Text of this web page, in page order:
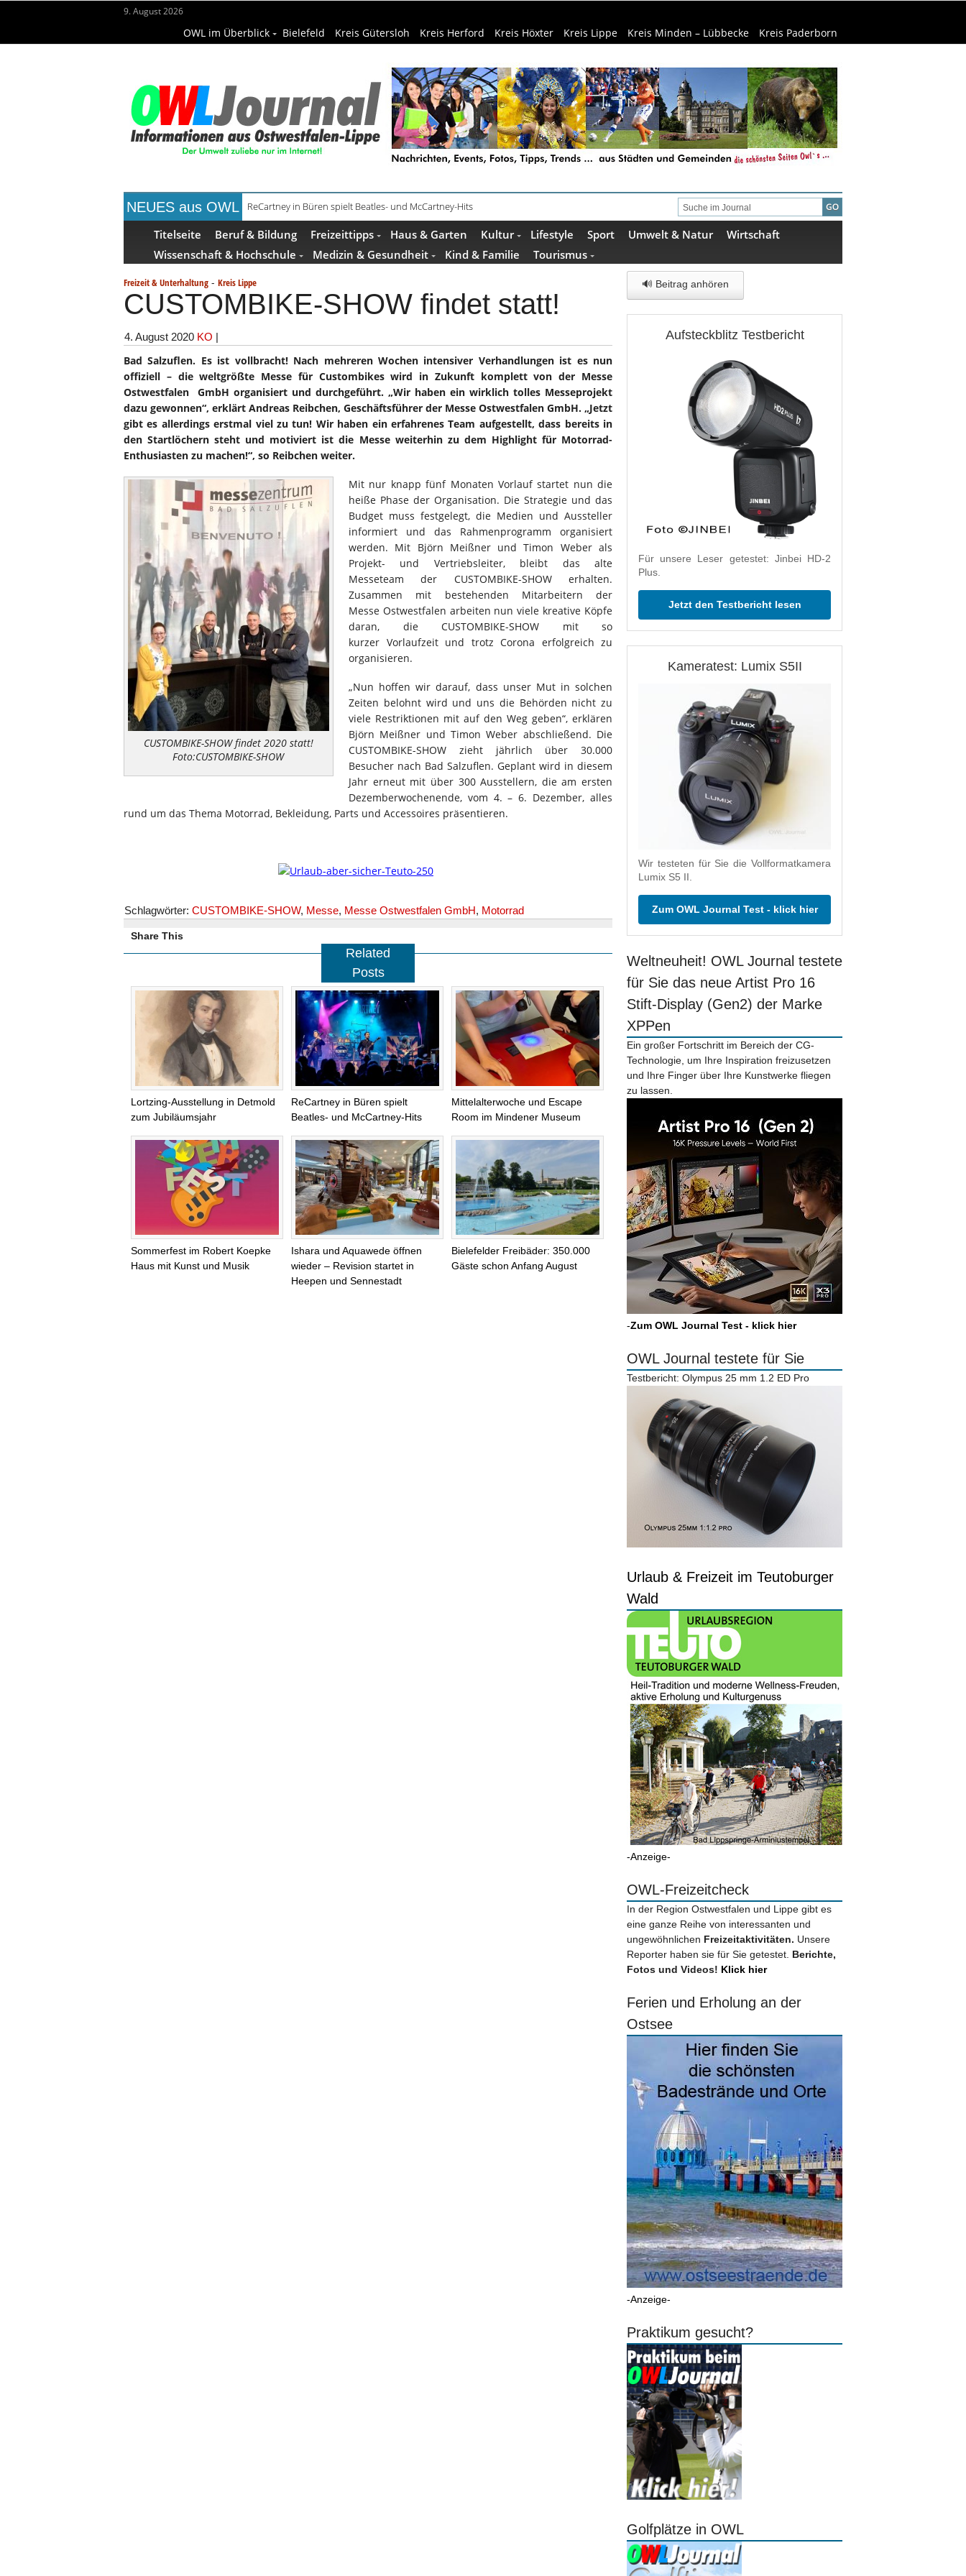
9. August 2026
OWL im Überblick Bielefeld Kreis Gütersloh Kreis Herford Kreis Höxter Kreis Lippe Kreis Minden – Lübbecke Kreis Paderborn
NEUES aus OWL ReCartney in Büren spielt Beatles- und McCartney-Hits
Mittelalterwoche und Escape Room im Mindener Museum
Titelseite Beruf & Bildung Freizeittipps Haus & Garten Kultur Lifestyle Sport Umwelt & Natur
Wirtschaft
Wissenschaft & Hochschule
Medizin & Gesundheit Kind & Familie Tourismus
Freizeit & Unterhaltung - Kreis Lippe
CUSTOMBIKE-SHOW findet statt!
4. August 2020 KO |
Bad Salzuflen. Es ist vollbracht! Nach mehreren Wochen intensiver Verhandlungen ist es nun
offiziell – die weltgrößte Messe für Custombikes wird in Zukunft komplett von der Messe
Ostwestfalen GmbH organisiert und durchgeführt. „Wir haben ein wirklich tolles Messeprojekt
dazu gewonnen“, erklärt Andreas Reibchen, Geschäftsführer der Messe Ostwestfalen GmbH. „Jetzt
gibt es allerdings erstmal viel zu tun! Wir haben ein erfahrenes Team aufgestellt, dass bereits in
den Startlöchern steht und motiviert ist die Messe weiterhin zu dem Highlight für Motorrad-
Enthusiasten zu machen!“, so Reibchen weiter.
CUSTOMBIKE-SHOW findet 2020 statt!
Foto:CUSTOMBIKE-SHOW
Mit nur knapp fünf Monaten Vorlauf startet nun die
heiße Phase der Organisation. Die Strategie und das
Budget muss festgelegt, die Medien und Aussteller
informiert und das Rahmenprogramm organisiert
werden. Mit Björn Meißner und Timon Weber als
Projekt- und Vertriebsleiter, bleibt das alte
Messeteam der CUSTOMBIKE-SHOW erhalten.
Zusammen mit bestehenden Mitarbeitern der
Messe Ostwestfalen arbeiten nun viele kreative Köpfe
daran, die CUSTOMBIKE-SHOW mit so
kurzer Vorlaufzeit und trotz Corona erfolgreich zu
organisieren.
„Nun hoffen wir darauf, dass unser Mut in solchen
Zeiten belohnt wird und uns die Behörden nicht zu
viele Restriktionen mit auf den Weg geben“, erklären
Björn Meißner und Timon Weber abschließend. Die
CUSTOMBIKE-SHOW zieht jährlich über 30.000
Besucher nach Bad Salzuflen. Geplant wird in diesem
Jahr erneut mit über 300 Ausstellern, die am ersten
Dezemberwochenende, vom 4. – 6. Dezember, alles
rund um das Thema Motorrad, Bekleidung, Parts und Accessoires präsentieren.
Schlagwörter: CUSTOMBIKE-SHOW, Messe, Messe Ostwestfalen GmbH, Motorrad
Share This
Related
Posts
Lortzing-Ausstellung in Detmold
zum Jubiläumsjahr
ReCartney in Büren spielt
Beatles- und McCartney-Hits
Mittelalterwoche und Escape
Room im Mindener Museum
Sommerfest im Robert Koepke
Haus mit Kunst und Musik
Ishara und Aquawede öffnen
wieder – Revision startet in
Heepen und Sennestadt
Bielefelder Freibäder: 350.000
Gäste schon Anfang August
🔊 Beitrag anhören
Aufsteckblitz Testbericht
Für unsere Leser getestet: Jinbei HD-2
Plus.
Jetzt den Testbericht lesen
Kameratest: Lumix S5II
Wir testeten für Sie die Vollformatkamera
Lumix S5 II.
Zum OWL Journal Test - klick hier
Weltneuheit! OWL Journal testete
für Sie das neue Artist Pro 16
Stift-Display (Gen2) der Marke
XPPen
Ein großer Fortschritt im Bereich der CG-
Technologie, um Ihre Inspiration freizusetzen
und Ihre Finger über Ihre Kunstwerke fliegen
zu lassen.
-Zum OWL Journal Test - klick hier
OWL Journal testete für Sie
Testbericht: Olympus 25 mm 1.2 ED Pro
Urlaub & Freizeit im Teutoburger
Wald
-Anzeige-
OWL-Freizeitcheck
In der Region Ostwestfalen und Lippe gibt es
eine ganze Reihe von interessanten und
ungewöhnlichen Freizeitaktivitäten. Unsere
Reporter haben sie für Sie getestet. Berichte,
Fotos und Videos! Klick hier
Ferien und Erholung an der
Ostsee
-Anzeige-
Praktikum gesucht?
Golfplätze in OWL